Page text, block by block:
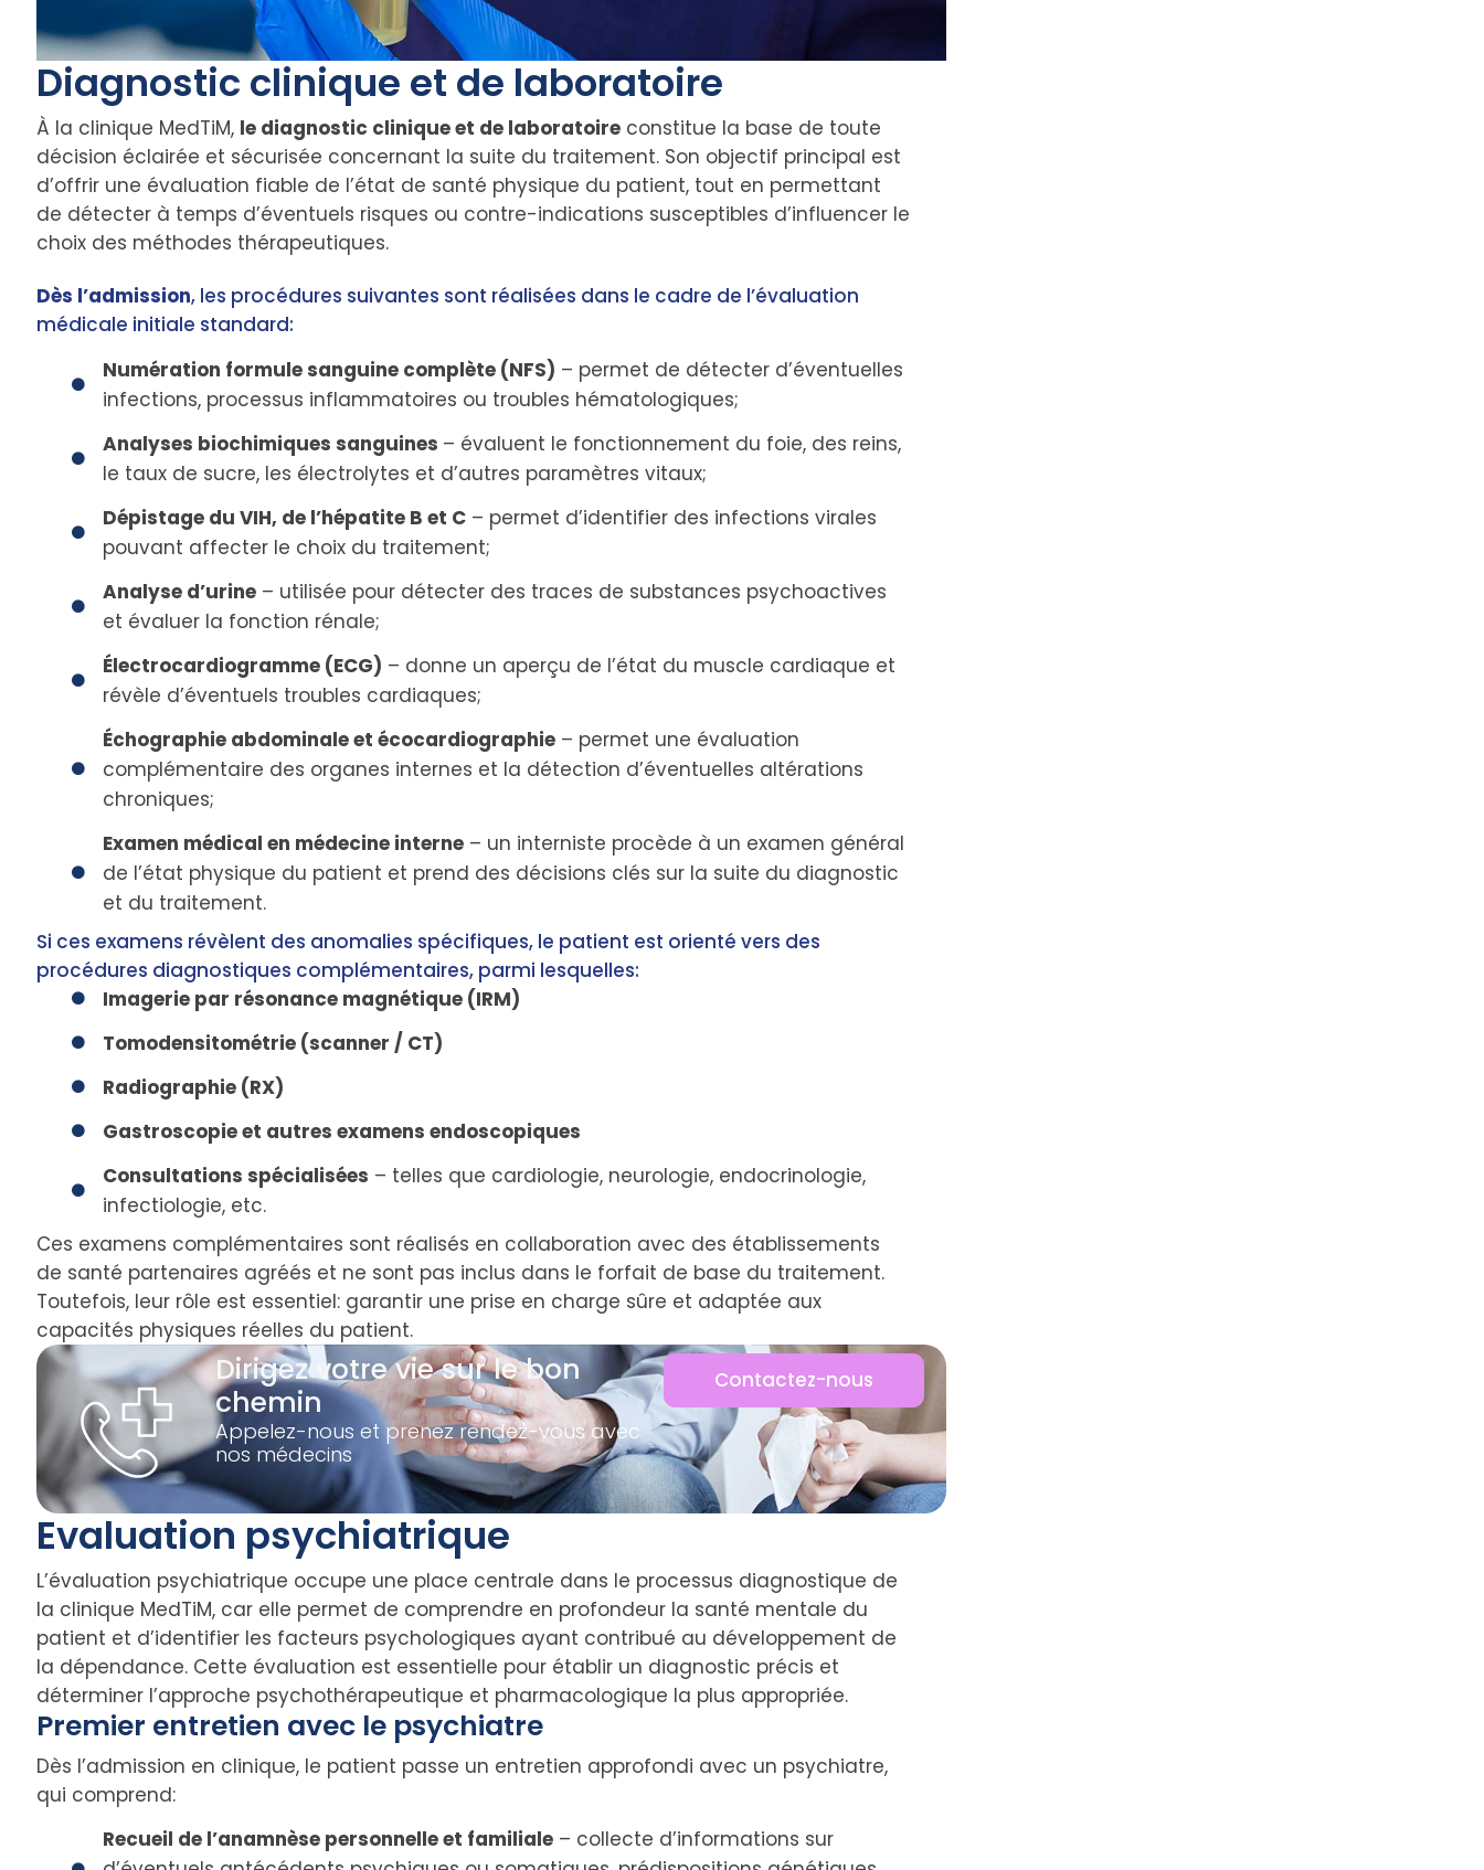
Diagnostic clinique et de laboratoire
À la clinique MedTiM, le diagnostic clinique et de laboratoire constitue la base de toute
décision éclairée et sécurisée concernant la suite du traitement. Son objectif principal est
d’offrir une évaluation fiable de l’état de santé physique du patient, tout en permettant
de détecter à temps d’éventuels risques ou contre-indications susceptibles d’influencer le
choix des méthodes thérapeutiques.
Dès l’admission, les procédures suivantes sont réalisées dans le cadre de l’évaluation
médicale initiale standard:
Numération formule sanguine complète (NFS) – permet de détecter d’éventuelles
infections, processus inflammatoires ou troubles hématologiques;
Analyses biochimiques sanguines – évaluent le fonctionnement du foie, des reins,
le taux de sucre, les électrolytes et d’autres paramètres vitaux;
Dépistage du VIH, de l’hépatite B et C– permet d’identifier des infections virales
pouvant affecter le choix du traitement;
Analyse d’urine– utilisée pour détecter des traces de substances psychoactives
et évaluer la fonction rénale;
Électrocardiogramme (ECG) – donne un aperçu de l’état du muscle cardiaque et
révèle d’éventuels troubles cardiaques;
Échographie abdominale et écocardiographie– permet une évaluation
complémentaire des organes internes et la détection d’éventuelles altérations
chroniques;
Examen médical en médecine interne– un interniste procède à un examen général
de l’état physique du patient et prend des décisions clés sur la suite du diagnostic
et du traitement.
Si ces examens révèlent des anomalies spécifiques, le patient est orienté vers des
procédures diagnostiques complémentaires, parmi lesquelles:
Imagerie par résonance magnétique (IRM)
Tomodensitométrie (scanner / CT)
Radiographie (RX)
Gastroscopie et autres examens endoscopiques
Consultations spécialisées – telles que cardiologie, neurologie, endocrinologie,
infectiologie, etc.
Ces examens complémentaires sont réalisés en collaboration avec des établissements
de santé partenaires agréés et ne sont pas inclus dans le forfait de base du traitement.
Toutefois, leur rôle est essentiel: garantir une prise en charge sûre et adaptée aux
capacités physiques réelles du patient.
Dirigez votre vie sur le bon
chemin
Appelez-nous et prenez rendez-vous avec
nos médecins
Contactez-nous
Evaluation psychiatrique
L’évaluation psychiatrique occupe une place centrale dans le processus diagnostique de
la clinique MedTiM, car elle permet de comprendre en profondeur la santé mentale du
patient et d’identifier les facteurs psychologiques ayant contribué au développement de
la dépendance. Cette évaluation est essentielle pour établir un diagnostic précis et
déterminer l’approche psychothérapeutique et pharmacologique la plus appropriée.
Premier entretien avec le psychiatre
Dès l’admission en clinique, le patient passe un entretien approfondi avec un psychiatre,
qui comprend:
Recueil de l’anamnèse personnelle et familiale– collecte d’informations sur